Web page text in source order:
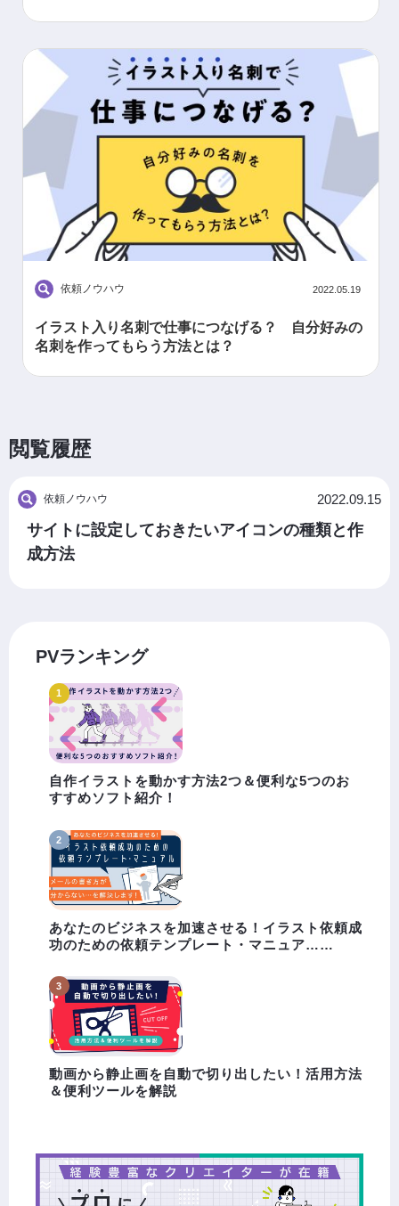
依頼ノウハウ 2022.05.19
イラスト入り名刺で仕事につなげる？ 自分好みの
名刺を作ってもらう方法とは？
閲覧履歴
依頼ノウハウ 2022.09.15
サイトに設定しておきたいアイコンの種類と作
成方法
PVランキング
自作イラストを動かす方法2つ＆便利な5つのお
すすめソフト紹介！
あなたのビジネスを加速させる！イラスト依頼成
功のための依頼テンプレート・マニュア……
動画から静止画を自動で切り出したい！活用方法
＆便利ツールを解説